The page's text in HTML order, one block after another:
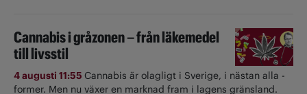
Cannabis i gråzonen – från läkemedel
till livsstil
4 augusti 11:55 Cannabis är olagligt i ­Sverige, i nästan alla ­
former. Men nu växer en marknad fram i lagens gränsland.